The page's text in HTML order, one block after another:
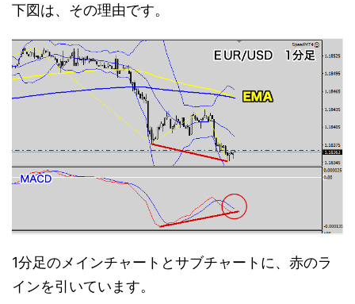
下図は、その理由です。
1分足のメインチャートとサブチャートに、赤のラ
インを引いています。